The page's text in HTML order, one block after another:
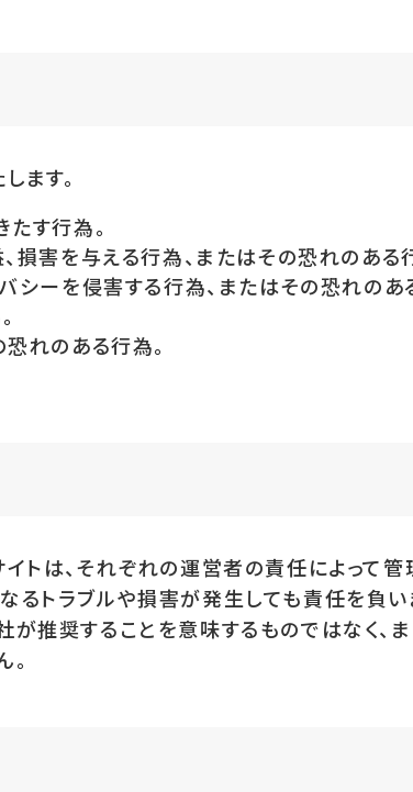
ます。
す行為。
損害を与える行為、またはその恐れのある
シーを侵害する行為、またはその恐れのあ
れのある行為。
トは、それぞれの運営者の責任によって
るトラブルや損害が発生しても責任を負い
推奨することを意味するものではなく、